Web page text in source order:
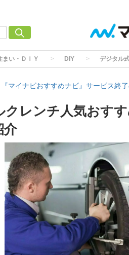
まい・ＤＩＹ DIY デジタル
『マイナビおすすめナビ』サービス終
クレンチ人気おす
介